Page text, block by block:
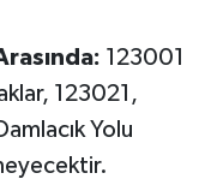
123001
123021,
Yolu